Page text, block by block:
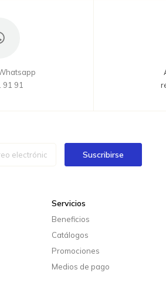
91 91
Suscribirse
Servicios
Beneficios
Catálogos
Promociones
Medios de pago